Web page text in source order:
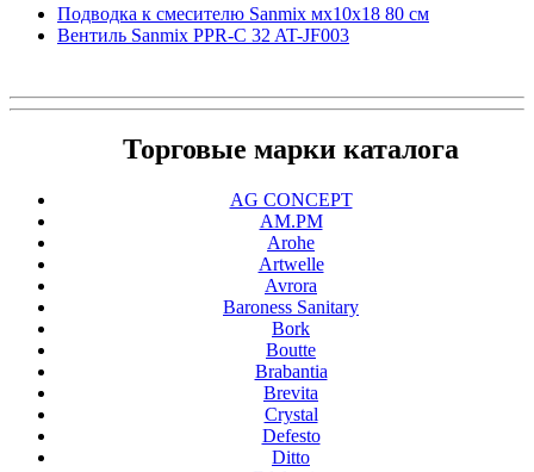
Подводка к смесителю Sanmix мх10х18 80 см
Вентиль Sanmix PPR-C 32 AT-JF003
Торговые марки каталога
AG CONCEPT
AM.PM
Arohe
Artwelle
Avrora
Baroness Sanitary
Bork
Boutte
Brabantia
Brevita
Crystal
Defesto
Ditto